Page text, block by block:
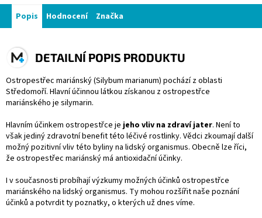
Popis Hodnocení Značka
DETAILNÍ POPIS PRODUKTU
Ostropestřec mariánský (Silybum marianum) pochází z oblasti
Středomoří. Hlavní účinnou látkou získanou z ostropestřce
mariánského je silymarin.
Hlavním účinkem ostropestřce je jeho vliv na zdraví jater. Není to
však jediný zdravotní benefit této léčivé rostlinky. Vědci zkoumají další
možný pozitivní vliv této byliny na lidský organismus. Obecně lze říci,
že ostropestřec mariánský má antioxidační účinky.
I v současnosti probíhají výzkumy možných účinků ostropestřce
mariánského na lidský organismus. Ty mohou rozšířit naše poznání
účinků a potvrdit ty poznatky, o kterých už dnes víme.